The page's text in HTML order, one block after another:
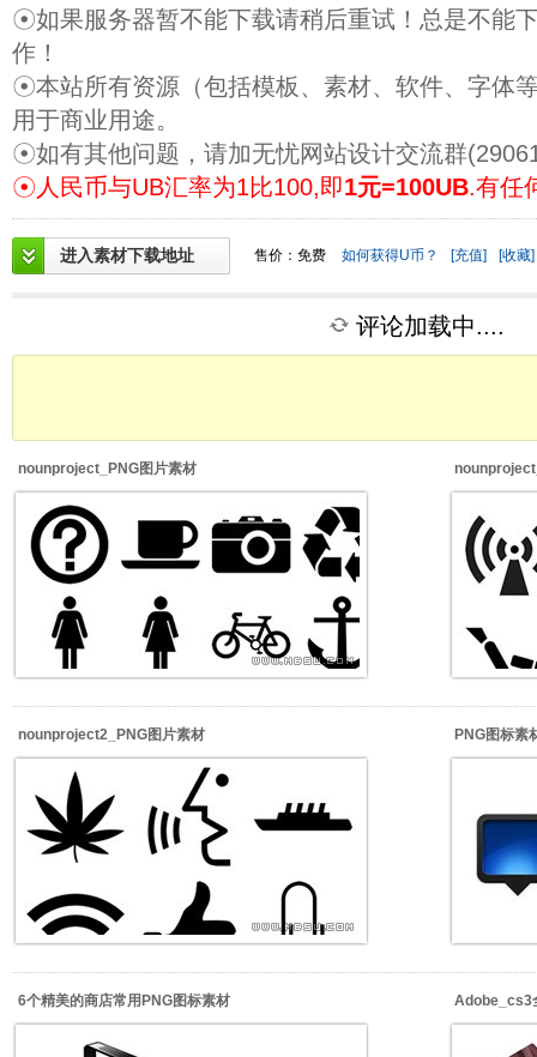
☉如果服务器暂不能下载请稍后重试！总是不能
作！
☉本站所有资源（包括模板、素材、软件、字体
用于商业用途。
☉如有其他问题，请加无忧网站设计交流群
☉人民币与UB汇率为1比100,即1元=100UB.有任
进入素材下载地址 售价：免费 如何获得U币？ [充值] [收藏]
评论加载中....
nounproject_PNG图片素材
nounproject2_PNG图片素材 PNG图标素
6个精美的商店常用PNG图标素材 Adobe_cs3